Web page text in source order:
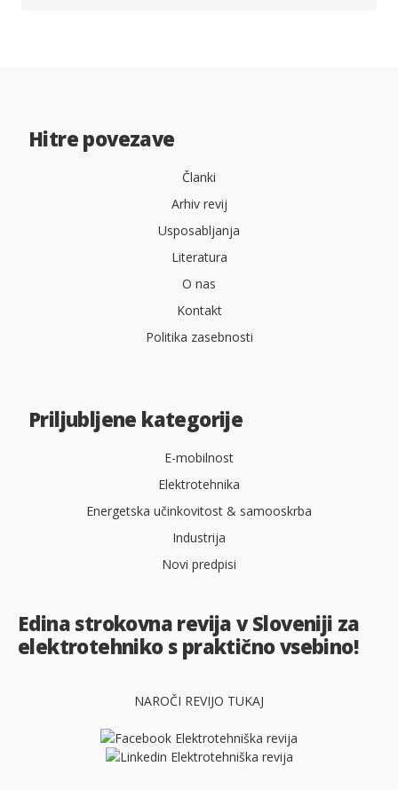
Hitre povezave
Članki
Arhiv revij
Usposabljanja
Literatura
O nas
Kontakt
Politika zasebnosti
Priljubljene kategorije
E-mobilnost
Elektrotehnika
Energetska učinkovitost & samooskrba
Industrija
Novi predpisi
Edina strokovna revija v Sloveniji za
elektrotehniko s praktično vsebino!
NAROČI REVIJO TUKAJ